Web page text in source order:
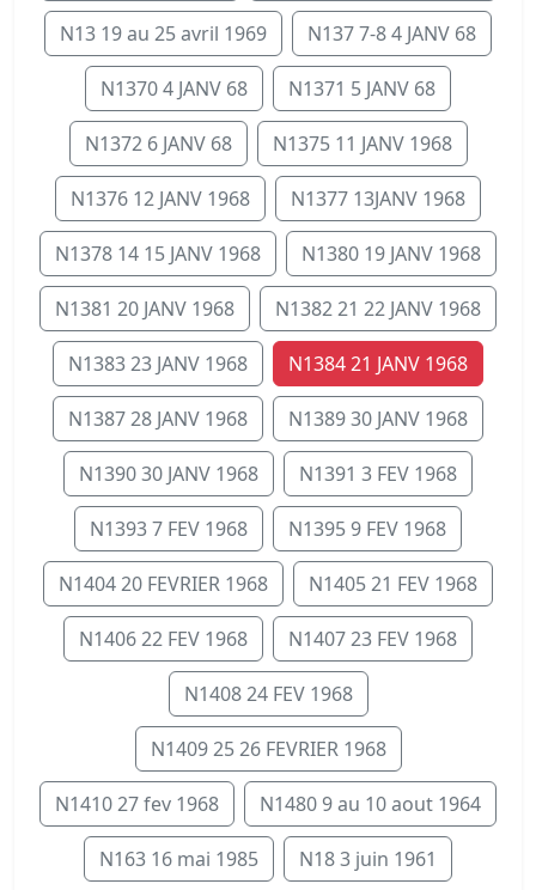
N13 19 au 25 avril 1969 N137 7-8 4 JANV 68
N1370 4 JANV 68 N1371 5 JANV 68
N1372 6 JANV 68 N1375 11 JANV 1968
N1376 12 JANV 1968 N1377 13JANV 1968
N1378 14 15 JANV 1968 N1380 19 JANV 1968
N1381 20 JANV 1968 N1382 21 22 JANV 1968
N1383 23 JANV 1968 N1384 21 JANV 1968
N1387 28 JANV 1968 N1389 30 JANV 1968
N1390 30 JANV 1968 N1391 3 FEV 1968
N1393 7 FEV 1968 N1395 9 FEV 1968
N1404 20 FEVRIER 1968 N1405 21 FEV 1968
N1406 22 FEV 1968 N1407 23 FEV 1968
N1408 24 FEV 1968
N1409 25 26 FEVRIER 1968
N1410 27 fev 1968 N1480 9 au 10 aout 1964
N163 16 mai 1985 N18 3 juin 1961